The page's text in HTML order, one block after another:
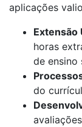
aplicações
Extensão
horas
de ensino
do